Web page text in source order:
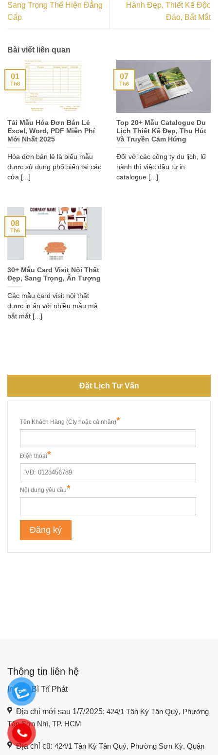
Sang Trọng Thể Hiện Đẳng
Cấp
Hành Đẹp, Thiết Kế Độc
Đáo, Bắt Mắt
Bài viết liên quan
Tải Mẫu Hóa Đơn Bán Lẻ
Excel, Word, PDF Miễn Phí
Mới Nhất 2025
Hóa đơn bán lẻ là biểu mẫu
được sử dụng phổ biến tại các
cửa [...]
01
Th8
Top 20+ Mẫu Catalogue Du
Lịch Thiết Kế Đẹp, Thu Hút
Và Truyền Cảm Hứng
Đối với các công ty du lịch, lữ
hành thì việc đầu tư in
catalogue [...]
07
Th6
30+ Mẫu Card Visit Nội Thất
Đẹp, Sang Trọng, Ấn Tượng
Các mẫu card visit nội thất
được in ấn với nhiều mẫu mã
bắt mắt [...]
08
Th6
Đặt Lịch Tư Vấn
Thông tin liên hệ
In Bao Bì Trí Phát
Địa chỉ mới sau 1/7/2025: 424/1 Tân Kỳ Tân Quý, Phường
Tân Sơn Nhì, TP. HCM
Địa chỉ cũ: 424/1 Tân Kỳ Tân Quý, Phường Sơn Kỳ, Quận